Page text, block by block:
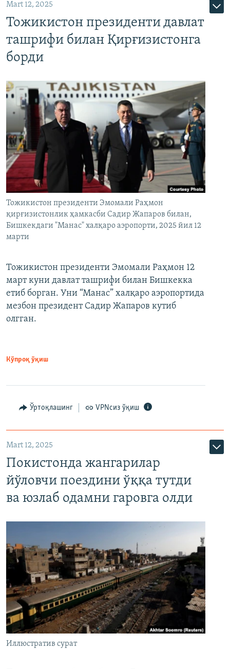
Mart 12, 2025
Тожикистон президенти давлат
ташрифи билан Қирғизистонга
борди
Тожикистон президенти Эмомали Раҳмон
қирғизистонлик ҳамкасби Садир Жапаров билан,
Бишкекдаги "Манас" халқаро аэропорти, 2025 йил 12
марти
Тожикистон президенти Эмомали Раҳмон 12
март куни давлат ташрифи билан Бишкекка
етиб борган. Уни “Манас” халқаро аэропортида
мезбон президент Садир Жапаров кутиб
олгган.
Кўпроқ ўқиш
Ўртоқлашинг VPNсиз ўқиш
Mart 12, 2025
Покистонда жангарилар
йўловчи поездини ўққа тутди
ва юзлаб одамни гаровга олди
Иллюстратив сурат